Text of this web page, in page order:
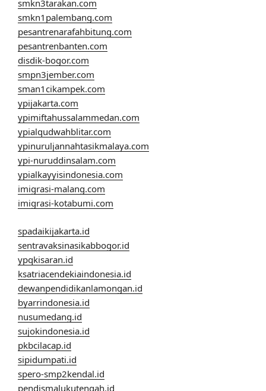
smkn3tarakan.com
smkn1palembang.com
pesantrenarafahbitung.com
pesantrenbanten.com
disdik-bogor.com
smpn3jember.com
sman1cikampek.com
ypijakarta.com
ypimiftahussalammedan.com
ypialqudwahblitar.com
ypinuruljannahtasikmalaya.com
ypi-nuruddinsalam.com
ypialkayyisindonesia.com
imigrasi-malang.com
imigrasi-kotabumi.com
spadaikijakarta.id
sentravaksinasikabbogor.id
ypqkisaran.id
ksatriacendekiaindonesia.id
dewanpendidikanlamongan.id
byarrindonesia.id
nusumedang.id
sujokindonesia.id
pkbcilacap.id
sipidumpati.id
spero-smp2kendal.id
pendismalukutengah.id